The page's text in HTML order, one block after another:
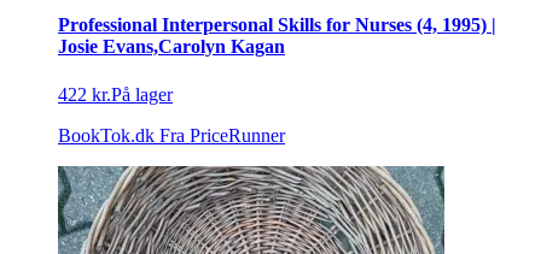
Professional Interpersonal Skills for Nurses (4, 1995) |
Josie Evans,Carolyn Kagan
422 kr.På lager
BookTok.dk Fra PriceRunner